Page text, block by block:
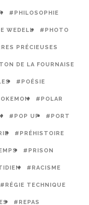
#PHILOSOPHIE
WEDELL #PHOTO
PRÉCIEUSES
DE LA FOURNAISE
#POÉSIE
#POLAR
#POP UP #PORT
#PRÉHISTOIRE
#PRISON
#RACISME
#RÉGIE TECHNIQUE
#REPAS